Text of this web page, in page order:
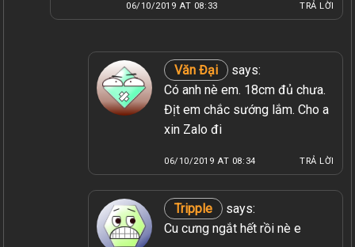
06/10/2019 AT 08:33 TRẢ LỜI
Văn Đại
says:
Có anh nè em. 18cm đủ chưa.
Địt em chắc sướng lắm. Cho a
xin Zalo đi
06/10/2019 AT 08:34 TRẢ LỜI
Tripple
says:
Cu cưng ngắt hết rồi nè e